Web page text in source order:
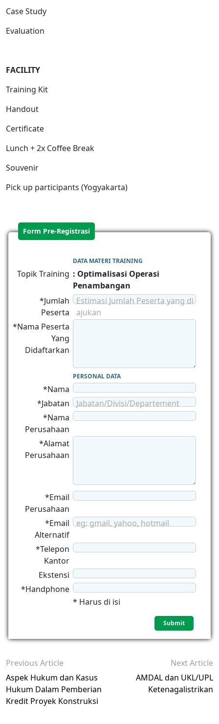
Case Study
Evaluation
FACILITY
Training Kit
Handout
Certificate
Lunch + 2x Coffee Break
Souvenir
Pick up participants (Yogyakarta)
Form Pre-Registrasi
DATA MATERI TRAINING
Topik Training : Optimalisasi Operasi
Penambangan
*Jumlah
Peserta
Estimasi Jumlah Peserta yang di
ajukan
*Nama Peserta
Yang
Didaftarkan
PERSONAL DATA
*Nama
*Jabatan
Jabatan/Divisi/Departement
*Nama
Perusahaan
*Alamat
Perusahaan
*Email
Perusahaan
*Email
Alternatif
eg: gmail, yahoo, hotmail
*Telepon
Kantor
Ekstensi
*Handphone
* Harus di isi
Previous Article
Aspek Hukum dan Kasus
Hukum Dalam Pemberian
Kredit Proyek Konstruksi
Next Article
AMDAL dan UKL/UPL
Ketenagalistrikan